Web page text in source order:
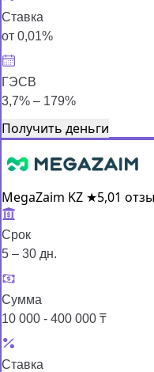
Ставка
от 0,01%
ГЭСВ
3,7% – 179%
Получить деньги
MegaZaim KZ ★5,01
Срок
5 – 30 дн.
Сумма
10 000 - 400 000 ₸
Ставка